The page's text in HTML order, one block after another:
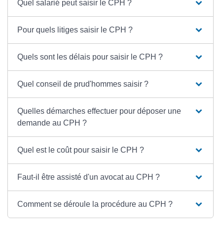
Quel salarié peut saisir le CPH ?
Pour quels litiges saisir le CPH ?
Quels sont les délais pour saisir le CPH ?
Quel conseil de prud'hommes saisir ?
Quelles démarches effectuer pour déposer une
demande au CPH ?
Quel est le coût pour saisir le CPH ?
Faut-il être assisté d'un avocat au CPH ?
Comment se déroule la procédure au CPH ?